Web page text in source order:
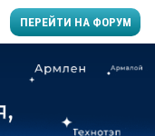
ПЕРЕЙТИ НА ФОРУМ
Вакуум-формовочные